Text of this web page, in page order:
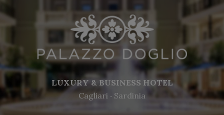
LUXURY & BUSINESS HOTEL
Cagliari ‧ Sardinia